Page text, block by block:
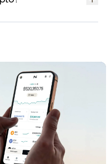
traditional proof-of-work